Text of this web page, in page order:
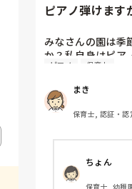
ピアノ弾けます
みなさんの園は季
か？私自身はピア
ノが弾けない先
ということがよく
たほうがよい？と
という声もあっ
ピアノ 保育士
まき
保育士, 認証・
ちょん
保育士, 幼稚